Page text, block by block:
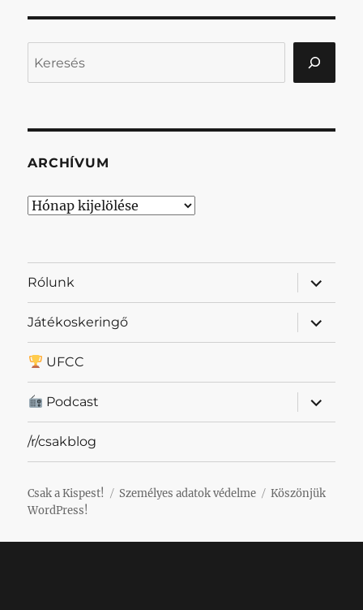
ARCHÍVUM
Archívum
Rólunk
almenü
Játékoskeringő
almenü
UFCC
Podcast
almenü
/r/csakblog
Csak a Kispest! Személyes adatok védelme
Köszönjük
WordPress!